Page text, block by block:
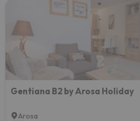
Gentiana B2 by Arosa Holiday
Arosa